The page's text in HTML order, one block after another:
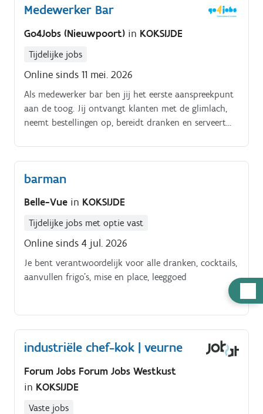
verantwoordelijk voor het opvolgen van HACCP
organiseren, etiketteringen nadeloos opvolgen,
poetsen en hygiëne waarborgen.
Medewerker Bar
Go4Jobs (Nieuwpoort) in KOKSIJDE
Tijdelijke jobs
Online sinds 11 mei. 2026
Als medewerker bar ben jij het eerste aanspreekpunt
aan de toog. Jij ontvangt klanten met de glimlach,
neemt bestellingen op, bereidt dranken en serveert
barman
Belle-Vue in KOKSIJDE
Tijdelijke jobs met optie vast
Online sinds 4 jul. 2026
Je bent verantwoordelijk voor alle dranken, cocktails,
aanvullen frigo's, mise en place, leeggoed
industriële chef-kok | veurne
Forum Jobs Forum Jobs Westkust
in KOKSIJDE
Vaste jobs